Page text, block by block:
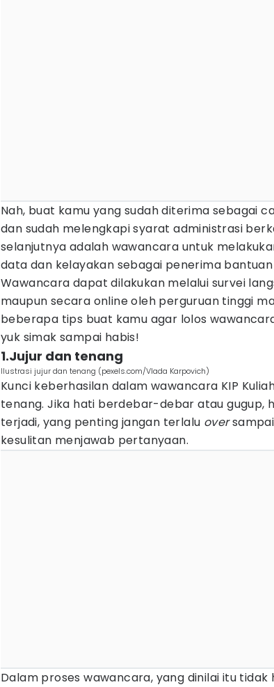
Nah, buat kamu yang sudah diterima sebagai
dan sudah melengkapi syarat administrasi
selanjutnya adalah wawancara untuk
data dan kelayakan sebagai penerima
Wawancara dapat dilakukan melalui survei
maupun secara online oleh perguruan tinggi
beberapa tips buat kamu agar lolos
yuk simak sampai habis!
1.Jujur dan tenang
Ilustrasi jujur dan tenang (pexels.com/Vlada Karpovich)
Kunci keberhasilan dalam wawancara KIP
tenang. Jika hati berdebar-debar atau gugup,
terjadi, yang penting jangan terlalu over
kesulitan menjawab pertanyaan.
Dalam proses wawancara, yang dinilai itu